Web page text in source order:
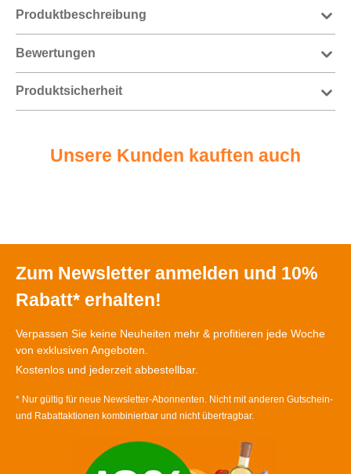
Produktbeschreibung
Bewertungen
Produktsicherheit
Unsere Kunden kauften auch
Zum Newsletter anmelden und 10%
Rabatt* erhalten!
Verpassen Sie keine Neuheiten mehr & profitieren jede Woche
von exklusiven Angeboten.
Kostenlos und jederzeit abbestellbar.
* Nur gültig für neue Newsletter-Abonnenten. Nicht mit anderen Gutschein-
und Rabattaktionen kombinierbar und nicht übertragbar.